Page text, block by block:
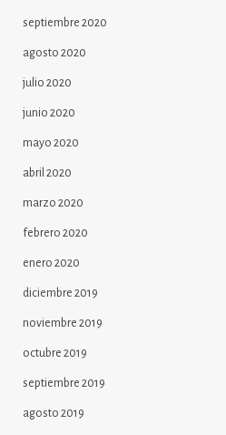
septiembre 2020
agosto 2020
julio 2020
junio 2020
mayo 2020
abril 2020
marzo 2020
febrero 2020
enero 2020
diciembre 2019
noviembre 2019
octubre 2019
septiembre 2019
agosto 2019